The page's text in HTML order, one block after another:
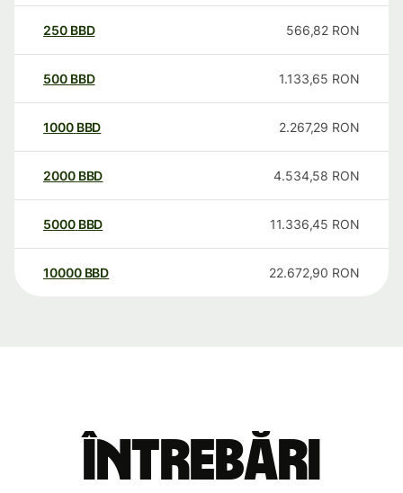
250 BBD 566,82 RON
500 BBD 1.133,65 RON
1000 BBD 2.267,29 RON
2000 BBD 4.534,58 RON
5000 BBD 11.336,45 RON
10000 BBD 22.672,90 RON
Întrebări